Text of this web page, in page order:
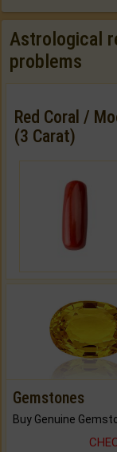
Astrological
problems
Red Coral /
(3 Carat)
Gemstones